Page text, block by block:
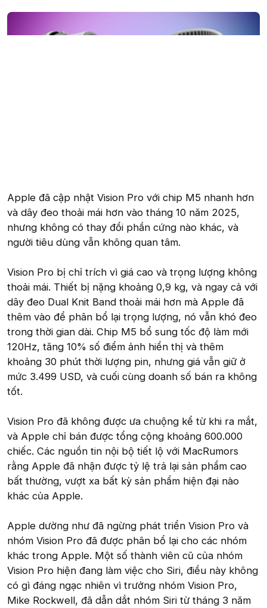
Apple đã cập nhật Vision Pro với chip M5 nhanh hơn
và dây đeo thoải mái hơn vào tháng 10 năm 2025,
nhưng không có thay đổi phần cứng nào khác, và
người tiêu dùng vẫn không quan tâm.
Vision Pro bị chỉ trích vì giá cao và trọng lượng không
thoải mái. Thiết bị nặng khoảng 0,9 kg, và ngay cả với
dây đeo Dual Knit Band thoải mái hơn mà Apple đã
thêm vào để phân bổ lại trọng lượng, nó vẫn khó đeo
trong thời gian dài. Chip M5 bổ sung tốc độ làm mới
120Hz, tăng 10% số điểm ảnh hiển thị và thêm
khoảng 30 phút thời lượng pin, nhưng giá vẫn giữ ở
mức 3.499 USD, và cuối cùng doanh số bán ra không
tốt.
Vision Pro đã không được ưa chuộng kể từ khi ra mắt,
và Apple chỉ bán được tổng cộng khoảng 600.000
chiếc. Các nguồn tin nội bộ tiết lộ với MacRumors
rằng Apple đã nhận được tỷ lệ trả lại sản phẩm cao
bất thường, vượt xa bất kỳ sản phẩm hiện đại nào
khác của Apple.
Apple dường như đã ngừng phát triển Vision Pro và
nhóm Vision Pro đã được phân bổ lại cho các nhóm
khác trong Apple. Một số thành viên cũ của nhóm
Vision Pro hiện đang làm việc cho Siri, điều này không
có gì đáng ngạc nhiên vì trưởng nhóm Vision Pro,
Mike Rockwell, đã dẫn dắt nhóm Siri từ tháng 3 năm